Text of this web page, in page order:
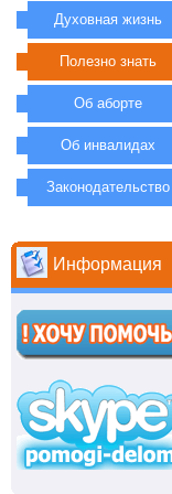
Духовная жизнь
Полезно знать
Об аборте
Об инвалидах
Законодательство
Информация